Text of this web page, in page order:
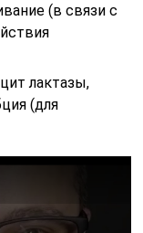
(в связи с
лактазы,
(для